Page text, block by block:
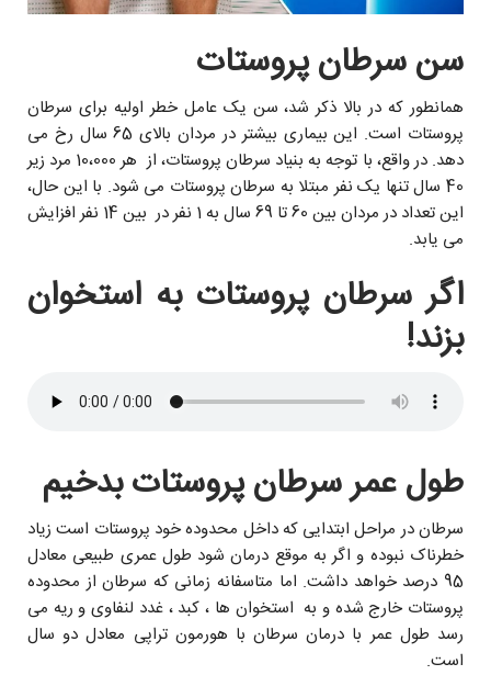
سن سرطان پروستات
همانطور که در بالا ذکر شد، سن یک عامل خطر اولیه برای سرطان
پروستات است. این بیماری بیشتر در مردان بالای 65 سال رخ می
دهد. در واقع، با توجه به بنیاد سرطان پروستات، از هر 10،000 مرد زیر
40 سال تنها يک نفر مبتلا به سرطان پروستات مى شود. با این حال،
این تعداد در مردان بین 60 تا 69 سال به 1 نفر در بين 14 نفر افزایش
می یابد.
اگر سرطان پروستات به استخوان
بزند!
طول عمر سرطان پروستات بدخیم
سرطان در مراحل ابتدایی که داخل محدوده خود پروستات است زیاد
خطرناک نبوده و اگر به موقع درمان شود طول عمری طبیعی معادل
95 درصد خواهد داشت. اما متاسفانه زمانی که سرطان از محدوده
پروستات خارج شده و به استخوان ها ، کبد ، غدد لنفاوی و ریه می
رسد طول عمر با درمان سرطان با هورمون تراپی معادل دو سال
است.